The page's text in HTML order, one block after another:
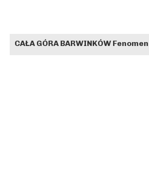
CAŁA GÓRA BARWINKÓW Fenomen